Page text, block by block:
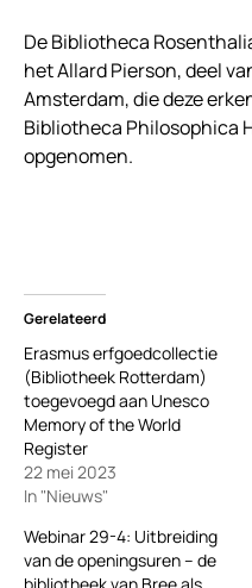
De Bibliotheca
het Allard Pierson, deel
Amsterdam, die deze
Bibliotheca Philosophica
opgenomen.
Gerelateerd
Erasmus erfgoedcollectie
(Bibliotheek Rotterdam)
toegevoegd aan Unesco
Memory of the World
Register
22 mei 2023
In "Nieuws"
Webinar 29-4: Uitbreiding
van de openingsuren – de